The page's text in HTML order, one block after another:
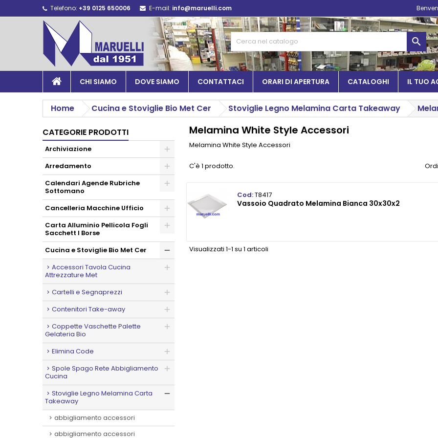
Telefono: +39 0125 650006 E-mail: info@maruelli.com

CHI SIAMO DOVE SIAMO CONTATTACI ORARI DI APERTURA CATALOGHI IL TUO
Home Cucina e Stoviglie Bio Met Cer Stoviglie Legno Melamina Carta Takeaway
CATEGORIE PRODOTTI
Archiviazione
Arredamento
Calendari Agende Rubriche
Sottomano
Cancelleria Macchine Ufficio
Carta Alluminio Pellicola Fogli
Sacchett I Borse
Cucina e Stoviglie Bio Met Cer
Accessori Tavola Cucina
Attrezzature Met
Cartelli e Segnaprezzi
Contenitori Take-away
Coppette Vaschette Palette
Gelateria Bio
Elimina Code
Spole Spago Rete Abbigliamento
Cucina
Stoviglie Legno Melamina Carta
Takeaway
abbigliamento accessori
abbigliamento accessori
Melamina White Style Accessori
Melamina White Style Accessori
C'è 1 prodotto.
Cod:T8417
Vassoio Quadrato Melamina Bianca 30x30x2
Visualizzati 1-1 su 1 articoli